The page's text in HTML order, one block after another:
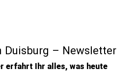
Duisburg – Newsletter
erfahrt Ihr alles, was heute